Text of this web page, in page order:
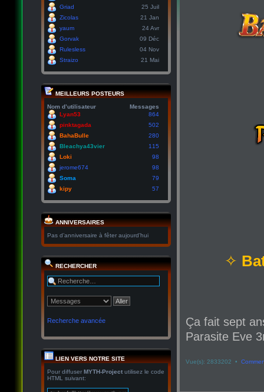
Griad
25 Juil
Zicolas
21 Jan
yaum
24 Avr
Gorvak
09 Déc
Rulesless
04 Nov
Straizo
21 Mai
MEILLEURS POSTEURS
Nom d’utilisateur
Messages
Lyan53
864
pinktagada
502
BahaBulle
280
Bleachya43vier
115
Loki
98
jerome674
98
Soma
79
kipy
57
ANNIVERSAIRES
Pas d’anniversaire à fêter aujourd’hui
RECHERCHER
Recherche avancée
LIEN VERS NOTRE SITE
Pour diffuser MYTH-Project utilisez le code
HTML suivant:
✧
Ça fait sept
Parasite Eve
Vue(s): 2833202 •